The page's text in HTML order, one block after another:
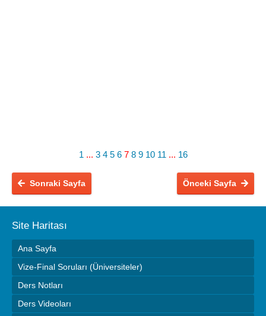
1 ... 3 4 5 6 7 8 9 10 11 ... 16
Önceki Sayfa
Sonraki Sayfa
Site Haritası
Ana Sayfa
Vize-Final Soruları (Üniversiteler)
Ders Notları
Ders Videoları